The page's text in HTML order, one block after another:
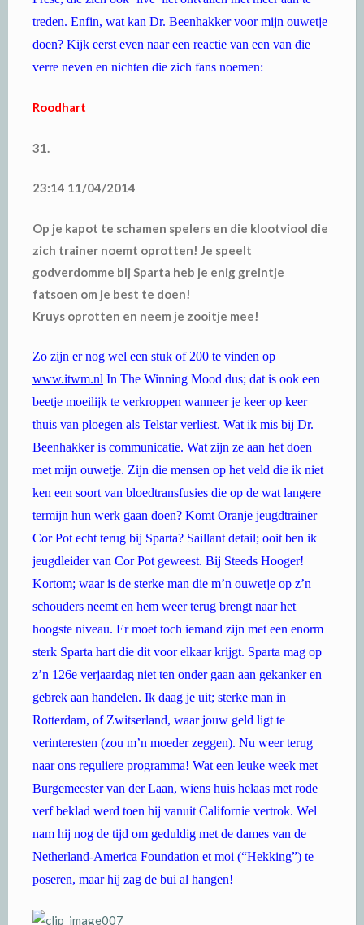
treden. Enfin, wat kan Dr. Beenhakker voor mijn ouwetje
doen? Kijk eerst even naar een reactie van een van die
verre neven en nichten die zich fans noemen:
Roodhart
31.
23:14 11/04/2014
Op je kapot te schamen spelers en die klootviool die
zich trainer noemt oprotten! Je speelt
godverdomme bij Sparta heb je enig greintje
fatsoen om je best te doen!
Kruys oprotten en neem je zooitje mee!
Zo zijn er nog wel een stuk of 200 te vinden op
www.itwm.nl In The Winning Mood dus; dat is ook een
beetje moeilijk te verkroppen wanneer je keer op keer
thuis van ploegen als Telstar verliest. Wat ik mis bij Dr.
Beenhakker is communicatie. Wat zijn ze aan het doen
met mijn ouwetje. Zijn die mensen op het veld die ik niet
ken een soort van bloedtransfusies die op de wat langere
termijn hun werk gaan doen? Komt Oranje jeugdtrainer
Cor Pot echt terug bij Sparta? Saillant detail; ooit ben ik
jeugdleider van Cor Pot geweest. Bij Steeds Hooger!
Kortom; waar is de sterke man die m’n ouwetje op z’n
schouders neemt en hem weer terug brengt naar het
hoogste niveau. Er moet toch iemand zijn met een enorm
sterk Sparta hart die dit voor elkaar krijgt. Sparta mag op
z’n 126e verjaardag niet ten onder gaan aan gekanker en
gebrek aan handelen. Ik daag je uit; sterke man in
Rotterdam, of Zwitserland, waar jouw geld ligt te
verinteresten (zou m’n moeder zeggen). Nu weer terug
naar ons reguliere programma! Wat een leuke week met
Burgemeester van der Laan, wiens huis helaas met rode
verf beklad werd toen hij vanuit Californie vertrok. Wel
nam hij nog de tijd om geduldig met de dames van de
Netherland-America Foundation et moi (“Hekking”) te
poseren, maar hij zag de bui al hangen!